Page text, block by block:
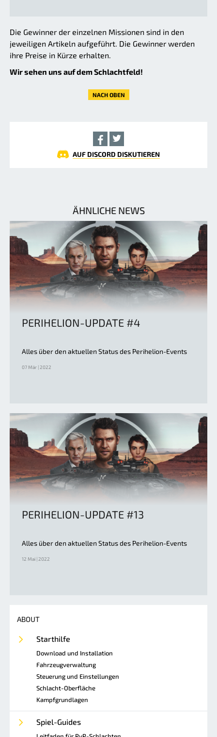
Die Gewinner der einzelnen Missionen sind in den
jeweiligen Artikeln aufgeführt. Die Gewinner werden
ihre Preise in Kürze erhalten.
Wir sehen uns auf dem Schlachtfeld!
NACH OBEN
AUF DISCORD DISKUTIEREN
ÄHNLICHE NEWS
PERIHELION-UPDATE #4
Alles über den aktuellen Status des Perihelion-Events
07 Mär | 2022
PERIHELION-UPDATE #13
Alles über den aktuellen Status des Perihelion-Events
12 Mai | 2022
ABOUT
Starthilfe
Download und Installation
Fahrzeugverwaltung
Steuerung und Einstellungen
Schlacht-Oberfläche
Kampfgrundlagen
Spiel-Guides